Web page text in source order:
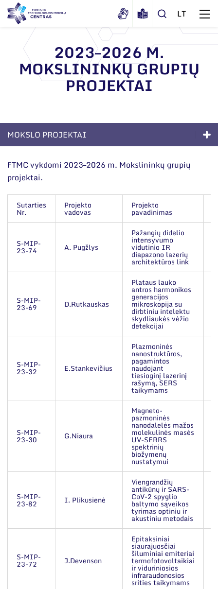
Apie mus
Dokumentai
Viešieji pirkimai
Korupcijos prevencija
Duomenų apsauga
Nuorodos
Narystė nacionalinėse ir tarptautinėse
organizacijose bei asociacijose
Struktūra
Administraciniai skyriai
Moksliniai skyriai
Mokslo taryba
Mokslininkai emeritai
Renginiai
Tinklalaidės
Leidiniai
Bendri rekvizitai
Darbuotojų kontaktai
2023–2026 M.
MOKSLININKŲ GRUPIŲ
PROJEKTAI
MOKSLO PROJEKTAI
Ilgalaikės programos
Moksliniai skyriai
Mokslinės publikacijos
Mokslo projektai
Informacija studentams
Informacija moksleiviams ir mokytojams
FTMC vykdomi 2023–2026 m. Mokslininkų grupių
projektai.
Sutarties
Nr.
Projekto
vadovas
Projekto
pavadinimas
S-MIP-
23-74 A. Pugžlys
Pažangių didelio
intensyvumo
vidutinio IR
diapazono lazerių
architektūros link
S-MIP-
23-69 D.Rutkauskas
Plataus lauko
antros harmonikos
generacijos
mikroskopija su
dirbtiniu intelektu
skydliaukės vėžio
detekcijai
S-MIP-
23-32 E.Stankevičius
Plazmoninės
nanostruktūros,
pagamintos
naudojant
tiesioginį lazerinį
rašymą, SERS
taikymams
S-MIP-
23-30 G.Niaura
Magneto-
pazmoninės
nanodalelės mažos
molekulinės masės
UV-SERRS
spektrinių
biožymenų
nustatymui
S-MIP-
23-82 I. Plikusienė
Viengrandžių
antikūnų ir SARS-
CoV-2 spyglio
baltymo sąveikos
tyrimas optiniu ir
akustiniu metodais
S-MIP-
23-72 J.Devenson
Epitaksiniai
siaurajuosčiai
šiluminiai emiteriai
termofotovoltaikiai
ir viduriniosios
infraraudonosios
srities taikymams